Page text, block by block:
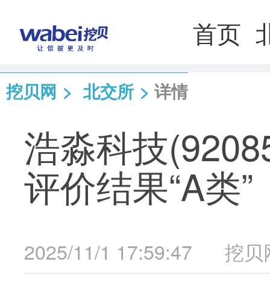
首页
挖贝网 > 北交所 > 详情
浩淼科技
评价结果“A类”
2025/11/1 17:59:47 挖贝